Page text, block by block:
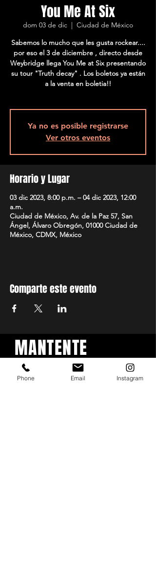
You Me At Six
dom 03 de dic
  |
Ciudad de México
Sabemos lo mucho que les gusta rockear....
por eso el 3 de diciembre , directo desde
Weybridge llega You Me at Six presentando
su tour "Truth decay" . Los boletos ya están
a la venta en boletia!!
Ya no es posible registrarse
Ver otros eventos
Horario y Lugar
03 dic 2023, 8:00 p.m. – 04 dic 2023, 12:00
a.m.
Ciudad de México, Av. de la Paz 57, San
Ángel, Álvaro Obregón, 01000 Ciudad de
México, CDMX, México
Comparte este evento
MANTENTE
ACTUALIZADO
Phone Email Instagram